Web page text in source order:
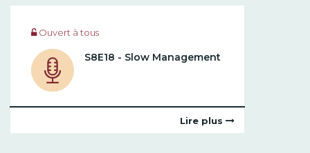
Ouvert à tous
S8E18 - Slow Management
Lire plus